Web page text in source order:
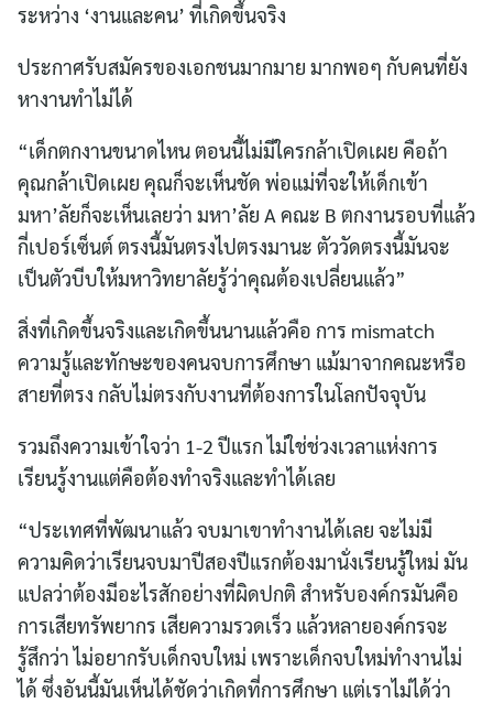
ระหว่าง ‘งานและคน’ ที่เกิดขึ้นจริง
ประกาศรับสมัครของเอกชนมากมาย มากพอๆ กับคนที่ยัง
หางานทำไม่ได้
“เด็กตกงานขนาดไหน ตอนนี้ไม่มีใครกล้าเปิดเผย คือถ้า
คุณกล้าเปิดเผย คุณก็จะเห็นชัด พ่อแม่ที่จะให้เด็กเข้า
มหา’ลัยก็จะเห็นเลยว่า มหา’ลัย A คณะ B ตกงานรอบที่แล้ว
กี่เปอร์เซ็นต์ ตรงนี้มันตรงไปตรงมานะ ตัววัดตรงนี้มันจะ
เป็นตัวบีบให้มหาวิทยาลัยรู้ว่าคุณต้องเปลี่ยนแล้ว”
สิ่งที่เกิดขึ้นจริงและเกิดขึ้นนานแล้วคือ การ mismatch
ความรู้และทักษะของคนจบการศึกษา แม้มาจากคณะหรือ
สายที่ตรง กลับไม่ตรงกับงานที่ต้องการในโลกปัจจุบัน
รวมถึงความเข้าใจว่า 1-2 ปีแรก ไม่ใช่ช่วงเวลาแห่งการ
เรียนรู้งานแต่คือต้องทำจริงและทำได้เลย
“ประเทศที่พัฒนาแล้ว จบมาเขาทำงานได้เลย จะไม่มี
ความคิดว่าเรียนจบมาปีสองปีแรกต้องมานั่งเรียนรู้ใหม่ มัน
แปลว่าต้องมีอะไรสักอย่างที่ผิดปกติ สำหรับองค์กรมันคือ
การเสียทรัพยากร เสียความรวดเร็ว แล้วหลายองค์กรจะ
รู้สึกว่า ไม่อยากรับเด็กจบใหม่ เพราะเด็กจบใหม่ทำงานไม่
ได้ ซึ่งอันนี้มันเห็นได้ชัดว่าเกิดที่การศึกษา แต่เราไม่ได้ว่า